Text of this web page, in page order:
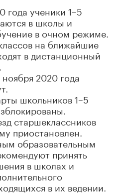
года ученики 1–5
в школы и
в очном режиме.
на ближайшие
в дистанционный
ноября 2020 года
школьников 1–5
старшеклассников
приостановлен.
образовательным
принять
в школах и
в их ведении.